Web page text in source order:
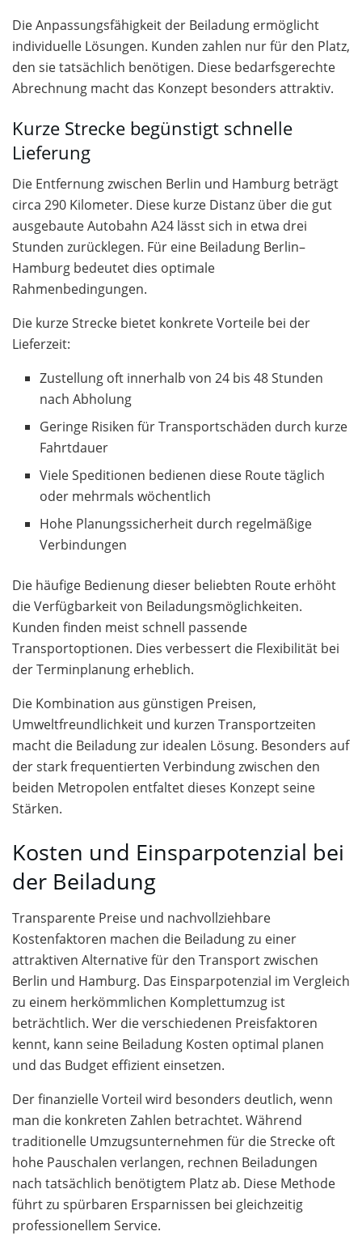
Die Anpassungsfähigkeit der Beiladung ermöglicht
individuelle Lösungen. Kunden zahlen nur für den Platz,
den sie tatsächlich benötigen. Diese bedarfsgerechte
Abrechnung macht das Konzept besonders attraktiv.
Kurze Strecke begünstigt schnelle
Lieferung
Die Entfernung zwischen Berlin und Hamburg beträgt
circa 290 Kilometer. Diese kurze Distanz über die gut
ausgebaute Autobahn A24 lässt sich in etwa drei
Stunden zurücklegen. Für eine Beiladung Berlin–
Hamburg bedeutet dies optimale
Rahmenbedingungen.
Die kurze Strecke bietet konkrete Vorteile bei der
Lieferzeit:
Zustellung oft innerhalb von 24 bis 48 Stunden
nach Abholung
Geringe Risiken für Transportschäden durch kurze
Fahrtdauer
Viele Speditionen bedienen diese Route täglich
oder mehrmals wöchentlich
Hohe Planungssicherheit durch regelmäßige
Verbindungen
Die häufige Bedienung dieser beliebten Route erhöht
die Verfügbarkeit von Beiladungsmöglichkeiten.
Kunden finden meist schnell passende
Transportoptionen. Dies verbessert die Flexibilität bei
der Terminplanung erheblich.
Die Kombination aus günstigen Preisen,
Umweltfreundlichkeit und kurzen Transportzeiten
macht die Beiladung zur idealen Lösung. Besonders auf
der stark frequentierten Verbindung zwischen den
beiden Metropolen entfaltet dieses Konzept seine
Stärken.
Kosten und Einsparpotenzial bei
der Beiladung
Transparente Preise und nachvollziehbare
Kostenfaktoren machen die Beiladung zu einer
attraktiven Alternative für den Transport zwischen
Berlin und Hamburg. Das Einsparpotenzial im Vergleich
zu einem herkömmlichen Komplettumzug ist
beträchtlich. Wer die verschiedenen Preisfaktoren
kennt, kann seine Beiladung Kosten optimal planen
und das Budget effizient einsetzen.
Der finanzielle Vorteil wird besonders deutlich, wenn
man die konkreten Zahlen betrachtet. Während
traditionelle Umzugsunternehmen für die Strecke oft
hohe Pauschalen verlangen, rechnen Beiladungen
nach tatsächlich benötigtem Platz ab. Diese Methode
führt zu spürbaren Ersparnissen bei gleichzeitig
professionellem Service.